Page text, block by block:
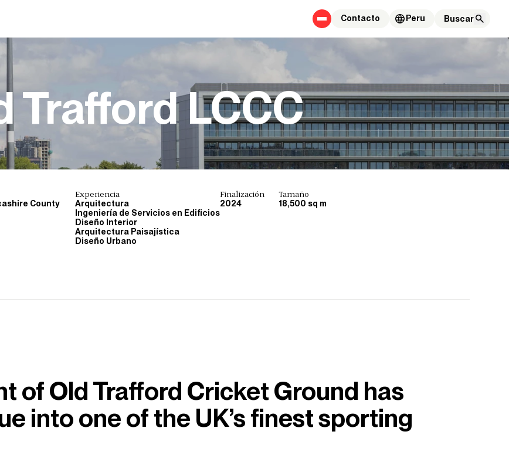
Contacto Peru
Trafford LCCC
County
Experiencia
Arquitectura
Ingeniería de Servicios en Edificios
Diseño Interior
Arquitectura Paisajística
Diseño Urbano
Finalización
2024
Tamaño
18,500 sq m
of Old Trafford Cricket Ground has
into one of the UK’s finest sporting